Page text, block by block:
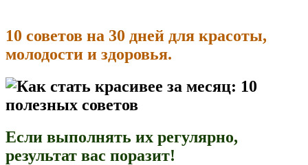
10 советов на 30 дней для красоты,
молодости и здоровья.
Если выполнять их регулярно,
результат вас поразит!